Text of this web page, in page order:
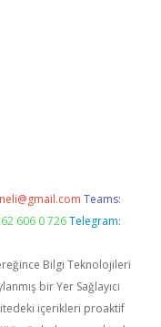
Teams:
606 0 726 Telegram:
Bilgi Teknolojileri
bir Yer Sağlayıcı
içerikleri proaktif